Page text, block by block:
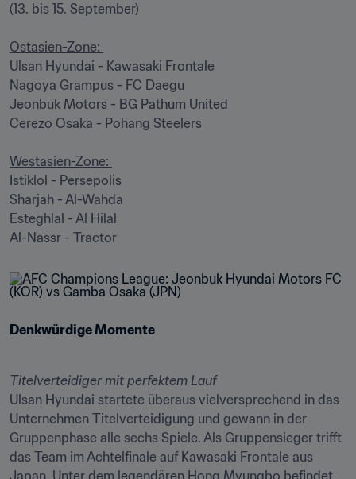
(13. bis 15. September)
Ostasien-Zone:
Ulsan Hyundai - Kawasaki Frontale
Nagoya Grampus - FC Daegu
Jeonbuk Motors - BG Pathum United
Cerezo Osaka - Pohang Steelers
Westasien-Zone:
Istiklol - Persepolis
Sharjah - Al-Wahda
Esteghlal - Al Hilal
Denkwürdige Momente
Titelverteidiger mit perfektem Lauf
Ulsan Hyundai startete überaus vielversprechend in das
Unternehmen Titelverteidigung und gewann in der
Gruppenphase alle sechs Spiele. Als Gruppensieger trifft
das Team im Achtelfinale auf Kawasaki Frontale aus
Japan. Unter dem legendären Hong Myungbo befindet